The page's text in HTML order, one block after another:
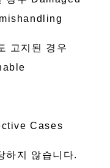
고지된 경우
Cases
하지 않습니다.